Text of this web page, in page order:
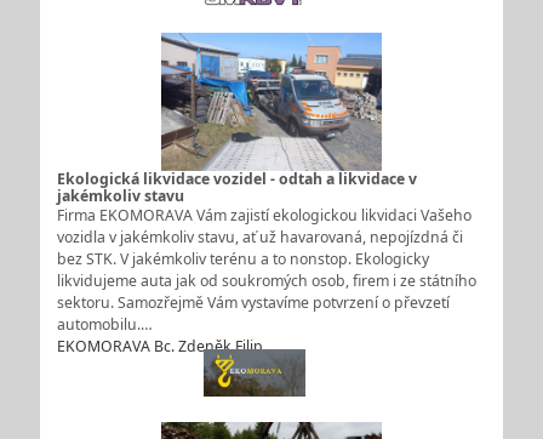
Ekologická likvidace vozidel - odtah a likvidace v
jakémkoliv stavu
Firma EKOMORAVA Vám zajistí ekologickou likvidaci Vašeho
vozidla v jakémkoliv stavu, ať už havarovaná, nepojízdná či
bez STK. V jakémkoliv terénu a to nonstop. Ekologicky
likvidujeme auta jak od soukromých osob, firem i ze státního
sektoru. Samozřejmě Vám vystavíme potvrzení o převzetí
automobilu.…
EKOMORAVA Bc. Zdeněk Filip